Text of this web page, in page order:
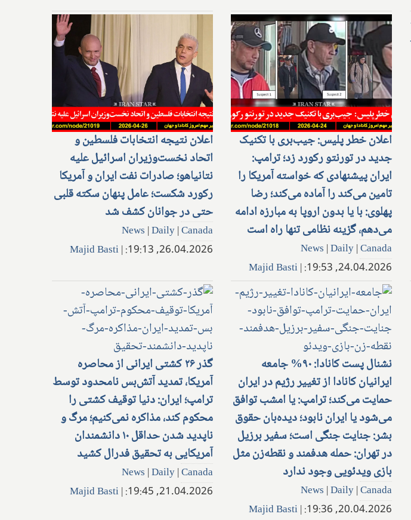
اعلان نتیجه انتخابات فلسطین و
اتحاد نخست‌وزیران اسرائیل علیه
نتانیاهو؛ صادرات نفت ایران و آمریکا
رکورد شکست؛ عامل پنهان سکته قلبی
حتی در جوانان کشف شد
News |Daily|Canada
26.04.2026, 19:13:
|
Majid Basti
اعلان خطر پلیس: جیب‌بری با تکنیک
جدید در تورنتو رکورد زد؛ ترامپ:
ایران پیشنهادی که خواسته آمریکا را
تامین می‌کند را آماده می‌کند؛ رضا
پهلوی: با یا بدون اروپا به مبارزه ادامه
می‌دهم، گزینه نظامی تنها راه است
News |Daily|Canada
24.04.2026, 19:53:
|
Majid Basti
گذر ۲۶ کشتی ایرانی از محاصره
آمریکا، تمدید آتش‌بس نامحدود توسط
ترامپ؛ ایران: دنیا توقیف کشتی را
محکوم کند، مذاکره نمی‌کنیم؛ مرگ و
ناپدید شدن حداقل ۱۰ دانشمندان
آمریکایی به تحقیق فدرال کشید
News |Daily|Canada
21.04.2026, 19:45:
|
Majid Basti
نشنال پست کانادا: ۹۰% جامعه
ایرانیان کانادا از تغییر رژیم در ایران
حمایت می‌کند؛ ترامپ: یا امشب توافق
می‌شود یا ایران نابود؛ دیده‌بان حقوق
بشر: جنایت جنگی است؛ سفیر برزیل
در تهران: حمله هدفمند و نقطه‌زن مثل
بازی ویدئویی وجود ندارد
News |Daily|Canada
20.04.2026, 19:36:
|
Majid Basti